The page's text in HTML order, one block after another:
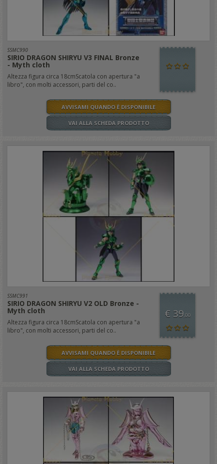
SSMC990
SIRIO DRAGON SHIRYU V3 FINAL Bronze
- Myth cloth
Altezza figura circa 18cmScatola con apertura "a
libro", con molti accessori, parti del co..
AVVISAMI QUANDO È DISPONIBILE
VAI ALLA SCHEDA PRODOTTO
SSMC991
SIRIO DRAGON SHIRYU V2 OLD Bronze -
Myth cloth
Altezza figura circa 18cmScatola con apertura "a
libro", con molti accessori, parti del co..
€ 39,00
AVVISAMI QUANDO È DISPONIBILE
VAI ALLA SCHEDA PRODOTTO